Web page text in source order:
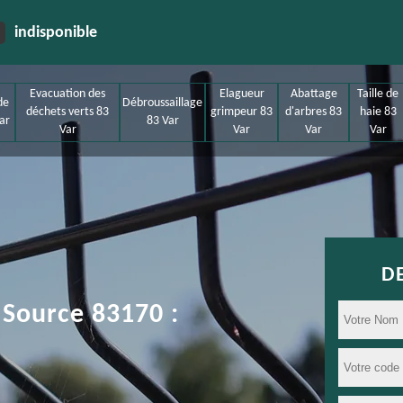
indisponible
Evacuation des
déchets verts 83
Var
Débroussaillage
83 Var
Elagueur
grimpeur 83
Var
Abattage
d'arbres 83
Var
Taille de
haie 83
Var
83170 :